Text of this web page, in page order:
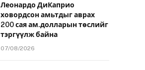
Леонардо ДиКаприо
ховордсон амьтдыг аврах
200 сая ам.долларын төслийг
тэргүүлж байна
07/08/2026